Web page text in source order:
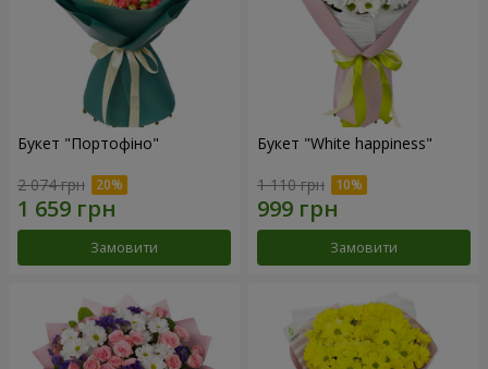
Букет "Портофіно"
2 074 грн
Замовити
Букет "White happiness"
1 110 грн
Замовити